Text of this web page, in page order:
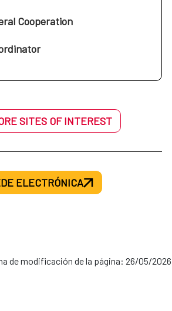
Cooperation
SITES OF INTEREST
ELECTRÓNICA
de modificación de la página: 26/05/2026